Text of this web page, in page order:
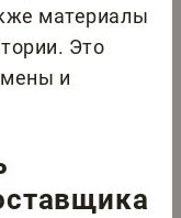
материалы
Это
и